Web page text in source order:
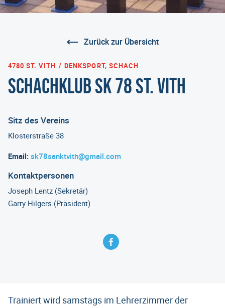
Zurück zur Übersicht
4780 ST. VITH DENKSPORT, SCHACH
Schachklub SK 78 St. Vith
Sitz des Vereins
Klosterstraße 38
Email: sk78sanktvith@gmail.com
Kontaktpersonen
Joseph Lentz (Sekretär)
Garry Hilgers (Präsident)
Trainiert wird samstags im Lehrerzimmer der